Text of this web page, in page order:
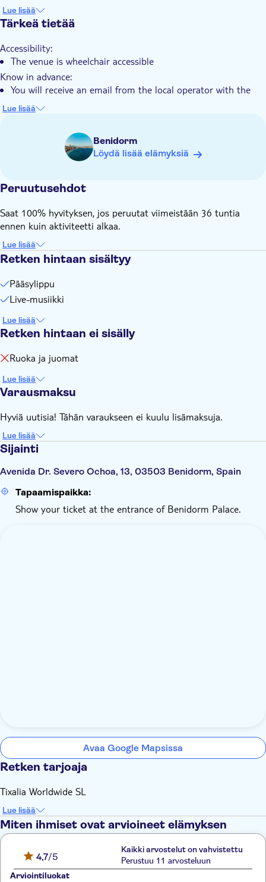
The show takes you on a journey across six continents with
mythological creatures as your guides
choreography and audiovisual projections
Lue lisää
Tärkeä tietää
Accessibility:
The venue is wheelchair accessible
Know in advance:
You will receive an email from the local operator with the
valid access voucher within 24 hours after booking
Access to the show at 9.30 pm. The show starts at 10.00 pm
Tickets include seating at the side of the hall
Lue lisää
Benidorm
Löydä lisää elämyksiä
Peruutusehdot
Saat 100% hyvityksen, jos peruutat viimeistään 36 tuntia
ennen kuin aktiviteetti alkaa.
Lue lisää
Retken hintaan sisältyy
Pääsylippu
Live-musiikki
Lue lisää
Retken hintaan ei sisälly
Ruoka ja juomat
Lue lisää
Varausmaksu
Hyviä uutisia! Tähän varaukseen ei kuulu lisämaksuja.
Lue lisää
Sijainti
Avenida Dr. Severo Ochoa, 13, 03503 Benidorm, Spain
Tapaamispaikka:
Show your ticket at the entrance of Benidorm Palace.
Avaa Google Mapsissa
Retken tarjoaja
Tixalia Worldwide SL
Lue lisää
Miten ihmiset ovat arvioineet elämyksen
4,7/5
Kaikki arvostelut on vahvistettu
Perustuu 11 arvosteluun
Arviointiluokat